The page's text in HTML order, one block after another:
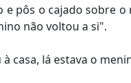
e pôs o cajado sobre
não voltou a si".
casa, lá estava o